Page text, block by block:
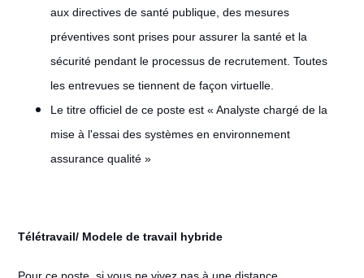
aux directives de santé publique, des mesures
préventives sont prises pour assurer la santé et la
sécurité pendant le processus de recrutement. Toutes
les entrevues se tiennent de façon virtuelle.
Le titre officiel de ce poste est « Analyste chargé de la
mise à l'essai des systèmes en environnement
assurance qualité »
Télétravail/ Modele de travail hybride